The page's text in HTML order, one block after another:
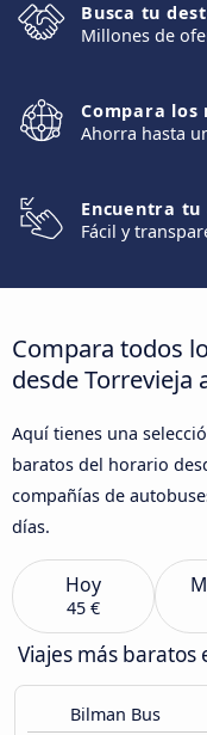
Busca tu
Millones de
Compara los
Ahorra hasta
Encuentra
Fácil y
Compara todos
desde Torrevieja
Aquí tienes una
baratos del horario
compañías de
días.
Hoy
45 €
Viajes más
Bilman Bus